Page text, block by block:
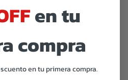
en tu
compra
en tu primera compra.